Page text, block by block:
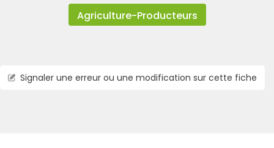
Agriculture-Producteurs
Signaler une erreur ou une modification sur cette fiche